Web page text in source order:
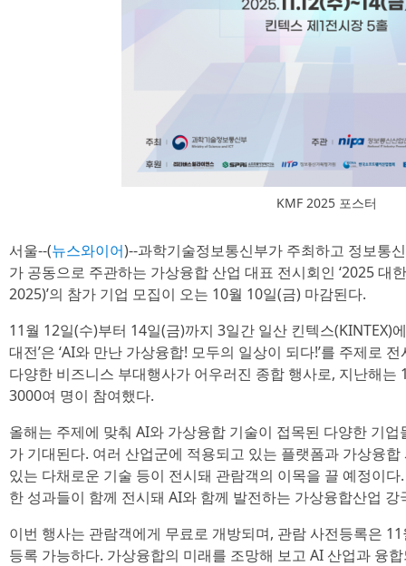
KMF 2025 포스터
서울--(뉴스와이어)--과학기술정보통신부가 주최하고 정보통
가 공동으로 주관하는 가상융합 산업 대표 전시회인 ‘2025 대
2025)’의 참가 기업 모집이 오는 10월 10일(금) 마감된다.
11월 12일(수)부터 14일(금)까지 3일간 일산 킨텍스(KINTEX)
대전’은 ‘AI와 만난 가상융합! 모두의 일상이 되다!’를 주제로
다양한 비즈니스 부대행사가 어우러진 종합 행사로, 지난해
3000여 명이 참여했다.
올해는 주제에 맞춰 AI와 가상융합 기술이 접목된 다양한 기
가 기대된다. 여러 산업군에 적용되고 있는 플랫폼과 가상융
있는 다채로운 기술 등이 전시돼 관람객의 이목을 끌 예정이
한 성과들이 함께 전시돼 AI와 함께 발전하는 가상융합산업
이번 행사는 관람객에게 무료로 개방되며, 관람 사전등록은
등록 가능하다. 가상융합의 미래를 조망해 보고 AI 산업과 융